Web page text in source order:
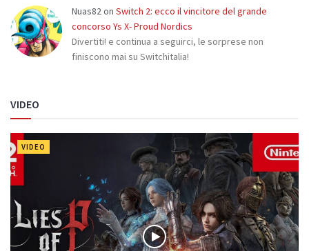
Nuas82on Switch 2: ecco il vincitore del grande
concorso Ys X- Proud Nordics
Divertiti! e continua a seguirci, le sorprese non
finiscono mai su Switchitalia!
VIDEO
VIDEO